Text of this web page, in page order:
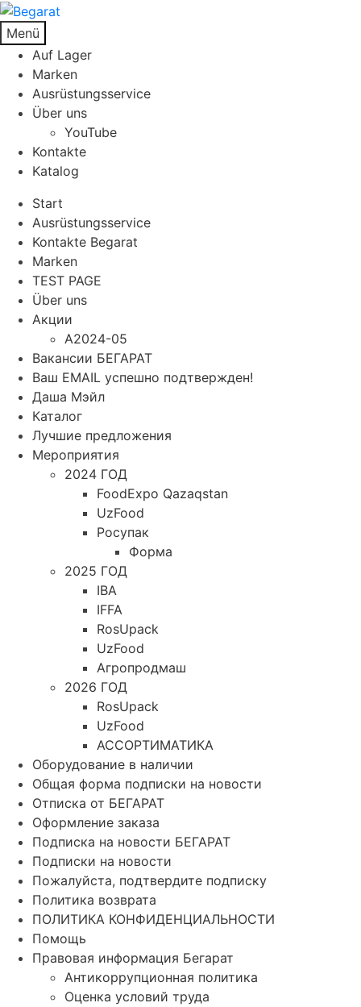
Menü
Auf Lager
Marken
Ausrüstungsservice
Über uns
YouTube
Kontakte
Katalog
Start
Ausrüstungsservice
Kontakte Begarat
Marken
TEST PAGE
Über uns
Акции
A2024-05
Вакансии БЕГАРАТ
Ваш EMAIL успешно подтвержден!
Даша Мэйл
Каталог
Лучшие предложения
Мероприятия
2024 ГОД
FoodExpo Qazaqstan
UzFood
Росупак
Форма
2025 ГОД
IBA
IFFA
RosUpack
UzFood
Агропродмаш
2026 ГОД
RosUpack
UzFood
АССОРТИМАТИКА
Оборудование в наличии
Общая форма подписки на новости
Отписка от БЕГАРАТ
Оформление заказа
Подписка на новости БЕГАРАТ
Подписки на новости
Пожалуйста, подтвердите подписку
Политика возврата
ПОЛИТИКА КОНФИДЕНЦИАЛЬНОСТИ
Помощь
Правовая информация Бегарат
Антикоррупционная политика
Оценка условий труда